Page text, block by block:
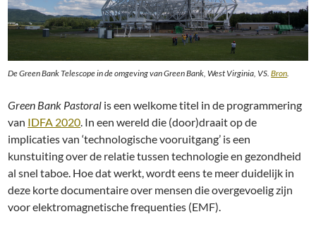
De Green Bank Telescope in de omgeving van Green Bank, West Virginia, VS.Bron.
Green Bank Pastoral is een welkome titel in de programmering
van IDFA 2020. In een wereld die (door)draait op de
implicaties van ‘technologische vooruitgang’ is een
kunstuiting over de relatie tussen technologie en gezondheid
al snel taboe. Hoe dat werkt, wordt eens te meer duidelijk in
deze korte documentaire over mensen die overgevoelig zijn
voor elektromagnetische frequenties (EMF).